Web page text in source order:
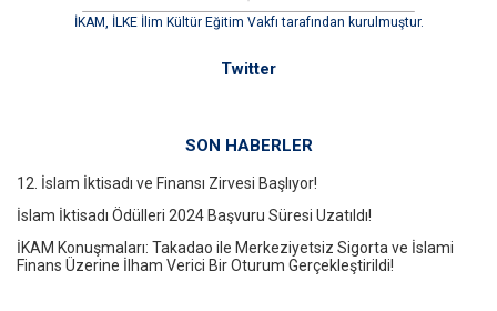
İKAM, İLKE İlim Kültür Eğitim Vakfı tarafından kurulmuştur.
Twitter
SON HABERLER
12. İslam İktisadı ve Finansı Zirvesi Başlıyor!
İslam İktisadı Ödülleri 2024 Başvuru Süresi Uzatıldı!
İKAM Konuşmaları: Takadao ile Merkeziyetsiz Sigorta ve İslami
Finans Üzerine İlham Verici Bir Oturum Gerçekleştirildi!